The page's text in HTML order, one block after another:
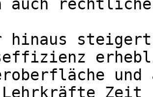
auch
hinaus
Lehrkräfte